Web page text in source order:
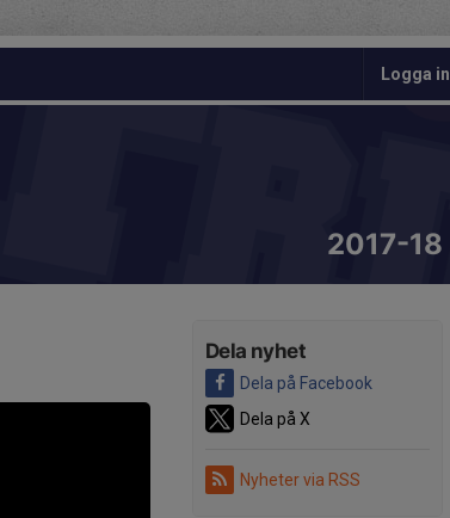
Logga in
2017-18
Dela nyhet
Dela på Facebook
Dela på X
Nyheter via RSS